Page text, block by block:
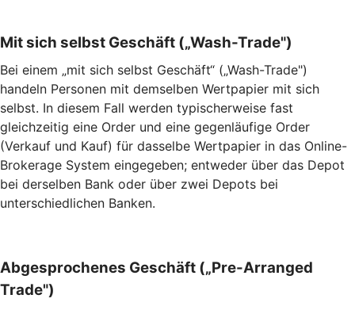
Mit sich selbst Geschäft („Wash-Trade")
Bei einem „mit sich selbst Geschäft“ („Wash-Trade")
handeln Personen mit demselben Wertpapier mit sich
selbst. In diesem Fall werden typischerweise fast
gleichzeitig eine Order und eine gegenläufige Order
(Verkauf und Kauf) für dasselbe Wertpapier in das Online-
Brokerage System eingegeben; entweder über das Depot
bei derselben Bank oder über zwei Depots bei
unterschiedlichen Banken.
Abgesprochenes Geschäft („Pre-Arranged
Trade")